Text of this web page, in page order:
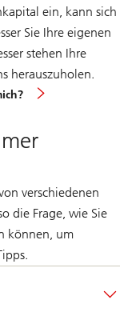
ein, kann sich
Sie Ihre eigenen
stehen Ihre
herauszuholen.
verschiedenen
die Frage, wie Sie
können, um